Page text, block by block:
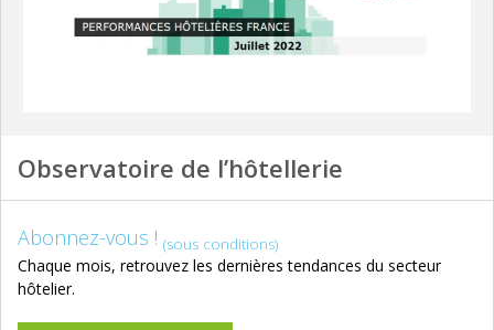
Observatoire de l’hôtellerie
Abonnez-vous ! (sous conditions)
Chaque mois, retrouvez les dernières tendances du secteur
hôtelier.